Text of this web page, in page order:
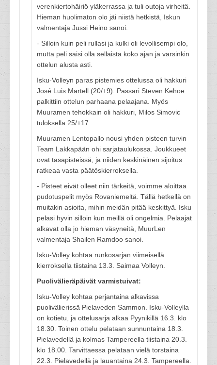
verenkiertohäiriö yläkerrassa ja tuli outoja virheitä.
Hieman huolimaton olo jäi niistä hetkistä, Iskun
valmentaja Jussi Heino sanoi.
- Silloin kuin peli rullasi ja kulki oli levollisempi olo,
mutta peli saisi olla sellaista koko ajan ja varsinkin
ottelun alusta asti.
Isku-Volleyn paras pistemies ottelussa oli hakkuri
José Luis Martell (20/+9). Passari Steven Kehoe
palkittiin ottelun parhaana pelaajana. Myös
Muuramen tehokkain oli hakkuri, Milos Simovic
tuloksella 25/+17.
Muuramen Lentopallo nousi yhden pisteen turvin
Team Lakkapään ohi sarjataulukossa. Joukkueet
ovat tasapisteissä, ja niiden keskinäinen sijoitus
ratkeaa vasta päätöskierroksella.
- Pisteet eivät olleet niin tärkeitä, voimme aloittaa
pudotuspelit myös Rovaniemeltä. Tällä hetkellä on
muitakin asioita, mihin meidän pitää keskittyä. Isku
pelasi hyvin silloin kun meillä oli ongelmia. Pelaajat
alkavat olla jo hieman väsyneitä, MuurLen
valmentaja Shailen Ramdoo sanoi.
Isku-Volley kohtaa runkosarjan viimeisellä
kierroksella tiistaina 13.3. Saimaa Volleyn.
Puolivälieräpäivät varmistuivat:
Isku-Volley kohtaa perjantaina alkavissa
puolivälierissä Pielaveden Sammon. Isku-Volleylla
on kotietu, ja ottelusarja alkaa Pyynikillä 16.3. klo
18.30. Toinen ottelu pelataan sunnuntaina 18.3.
Pielavedellä ja kolmas Tampereella tiistaina 20.3.
klo 18.00. Tarvittaessa pelataan vielä torstaina
22.3. Pielavedellä ja lauantaina 24.3. Tampereella.